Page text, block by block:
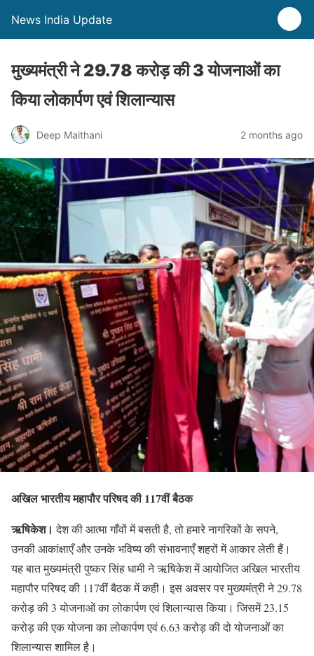
News India Update
मुख्यमंत्री ने 29.78 करोड़ की 3 योजनाओं का
किया लोकार्पण एवं शिलान्यास
Deep Maithani 2 months ago
अखिल भारतीय महापौर परिषद की 117वीं बैठक
ऋषिकेश। देश की आत्मा गाँवों में बसती है, तो हमारे नागरिकों के सपने,
उनकी आकांक्षाएँ और उनके भविष्य की संभावनाएँ शहरों में आकार लेती हैं।
यह बात मुख्यमंत्री पुष्कर सिंह धामी ने ऋषिकेश में आयोजित अखिल भारतीय
महापौर परिषद की 117वीं बैठक में कही। इस अवसर पर मुख्यमंत्री ने 29.78
करोड़ की 3 योजनाओं का लोकार्पण एवं शिलान्यास किया। जिसमें 23.15
करोड़ की एक योजना का लोकार्पण एवं 6.63 करोड़ की दो योजनाओं का
शिलान्यास शामिल है।